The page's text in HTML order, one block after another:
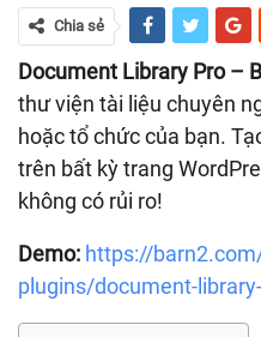
Chia sẻ
Document Library Pro –
thư viện tài liệu chuyên
hoặc tổ chức của bạn.
trên bất kỳ trang
không có rủi ro!
Demo: https://
plugins/document-